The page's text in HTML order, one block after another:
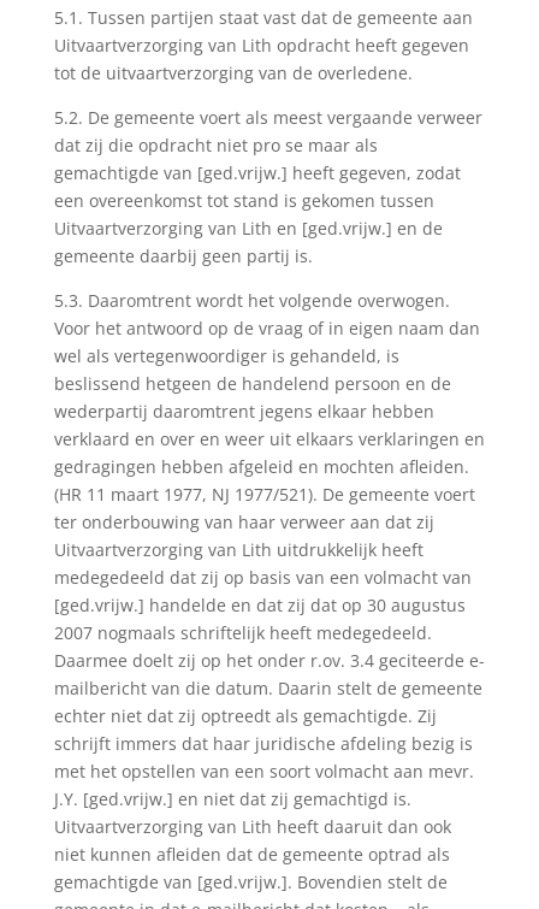
5.1. Tussen partijen staat vast dat de gemeente aan
Uitvaartverzorging van Lith opdracht heeft gegeven
tot de uitvaartverzorging van de overledene.
5.2. De gemeente voert als meest vergaande verweer
dat zij die opdracht niet pro se maar als
gemachtigde van [ged.vrijw.] heeft gegeven, zodat
een overeenkomst tot stand is gekomen tussen
Uitvaartverzorging van Lith en [ged.vrijw.] en de
gemeente daarbij geen partij is.
5.3. Daaromtrent wordt het volgende overwogen.
Voor het antwoord op de vraag of in eigen naam dan
wel als vertegenwoordiger is gehandeld, is
beslissend hetgeen de handelend persoon en de
wederpartij daaromtrent jegens elkaar hebben
verklaard en over en weer uit elkaars verklaringen en
gedragingen hebben afgeleid en mochten afleiden.
(HR 11 maart 1977, NJ 1977/521). De gemeente voert
ter onderbouwing van haar verweer aan dat zij
Uitvaartverzorging van Lith uitdrukkelijk heeft
medegedeeld dat zij op basis van een volmacht van
[ged.vrijw.] handelde en dat zij dat op 30 augustus
2007 nogmaals schriftelijk heeft medegedeeld.
Daarmee doelt zij op het onder r.ov. 3.4 geciteerde e-
mailbericht van die datum. Daarin stelt de gemeente
echter niet dat zij optreedt als gemachtigde. Zij
schrijft immers dat haar juridische afdeling bezig is
met het opstellen van een soort volmacht aan mevr.
J.Y. [ged.vrijw.] en niet dat zij gemachtigd is.
Uitvaartverzorging van Lith heeft daaruit dan ook
niet kunnen afleiden dat de gemeente optrad als
gemachtigde van [ged.vrijw.]. Bovendien stelt de